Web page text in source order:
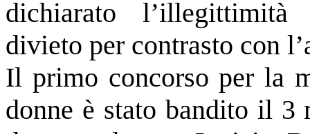
dichiarato
divieto per contrasto con
Il primo concorso per la
donne è stato bandito il 3